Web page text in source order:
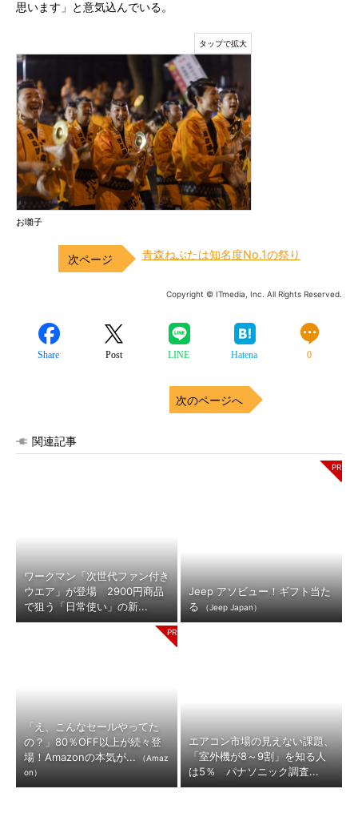
思います」と意気込んでいる。
お囃子
青森ねぶたは知名度No.1の祭り
Copyright © ITmedia, Inc. All Rights Reserved.
Share Post LINE Hatena 0
次のページへ
関連記事
ワークマン「次世代ファン付き
ウエア」が登場 2900円商品
で狙う「日常使い」の新...
Jeep アソビュー！ギフト当た
る
（Jeep Japan）
「え、こんなセールやってた
の？」80％OFF以上が続々登
場！Amazonの本気が...
（Amaz
on）
エアコン市場の見えない課題、
「室外機が8～9割」を知る人
は5％ パナソニック調査...